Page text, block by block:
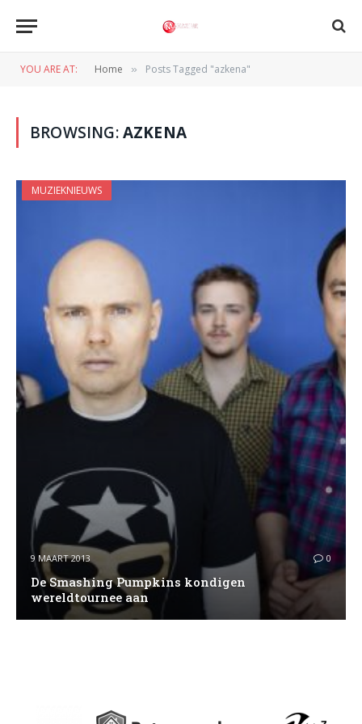
YOU ARE AT: Home » Posts Tagged "azkena"
BROWSING:AZKENA
MUZIEKNIEUWS
9 MAART 2013 0
De Smashing Pumpkins kondigen
wereldtournee aan